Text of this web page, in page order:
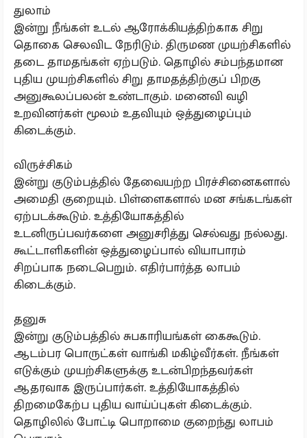
துலாம்
இன்று நீங்கள் உடல் ஆரோக்கியத்திற்காக சிறு
தொகை செலவிட நேரிடும். திருமண முயற்சிகளில்
தடை தாமதங்கள் ஏற்படும். தொழில் சம்பந்தமான
புதிய முயற்சிகளில் சிறு தாமதத்திற்குப் பிறகு
அனுகூலப்பலன் உண்டாகும். மனைவி வழி
உறவினர்கள் மூலம் உதவியும் ஒத்துழைப்பும்
கிடைக்கும்.
விருச்சிகம்
இன்று குடும்பத்தில் தேவையற்ற பிரச்சினைகளால்
அமைதி குறையும். பிள்ளைகளால் மன சங்கடங்கள்
ஏற்படக்கூடும். உத்தியோகத்தில்
உடனிருப்பவர்களை அனுசரித்து செல்வது நல்லது.
கூட்டாளிகளின் ஒத்துழைப்பால் வியாபாரம்
சிறப்பாக நடைபெறும். எதிர்பார்த்த லாபம்
கிடைக்கும்.
தனுசு
இன்று குடும்பத்தில் சுபகாரியங்கள் கைகூடும்.
ஆடம்பர பொருட்கள் வாங்கி மகிழ்வீர்கள். நீங்கள்
எடுக்கும் முயற்சிகளுக்கு உடன்பிறந்தவர்கள்
ஆதரவாக இருப்பார்கள். உத்தியோகத்தில்
திறமைகேற்ப புதிய வாய்ப்புகள் கிடைக்கும்.
தொழிலில் போட்டி பொறாமை குறைந்து லாபம்